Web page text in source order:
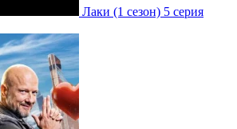
Лаки (1 сезон) 5 серия